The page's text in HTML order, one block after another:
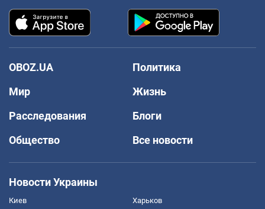
OBOZ.UA
Политика
Мир
Жизнь
Расследования
Блоги
Общество
Все новости
Новости Украины
Киев Харьков